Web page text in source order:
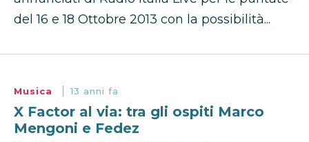
del 16 e 18 Ottobre 2013 con la possibilità...
Musica 13 anni fa
X Factor al via: tra gli ospiti Marco
Mengoni e Fedez